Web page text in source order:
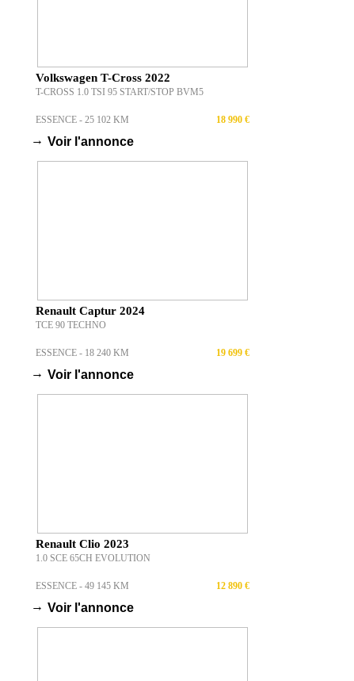
Volkswagen T-Cross 2022
T-CROSS 1.0 TSI 95 START/STOP BVM5
ESSENCE - 25 102 KM 18 990 €
→ Voir l'annonce
Renault Captur 2024
TCE 90 TECHNO
ESSENCE - 18 240 KM 19 699 €
→ Voir l'annonce
Renault Clio 2023
1.0 SCE 65CH EVOLUTION
ESSENCE - 49 145 KM 12 890 €
→ Voir l'annonce